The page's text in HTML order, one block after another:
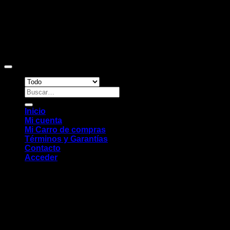
Buscar
por:
Inicio
Mi cuenta
Mi Carro de compras
Términos y Garantías
Contacto
Acceder